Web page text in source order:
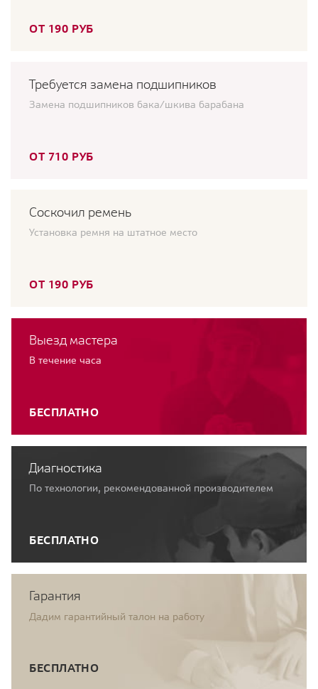
ОТ 190 РУБ
Требуется замена подшипников
Замена подшипников бака/шкива барабана
ОТ 710 РУБ
Соскочил ремень
Установка ремня на штатное место
ОТ 190 РУБ
Выезд мастера
В течение часа
БЕСПЛАТНО
Диагностика
По технологии, рекомендованной производителем
БЕСПЛАТНО
Гарантия
Дадим гарантийный талон на работу
БЕСПЛАТНО